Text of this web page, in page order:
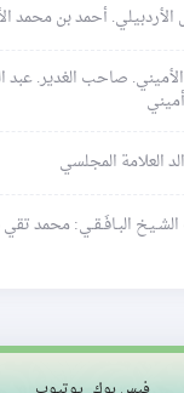
أحمد بن محمد
صاحب الغدير. عبد
العلامة المجلسي
الشـيخ البـافَـقـي: محمد